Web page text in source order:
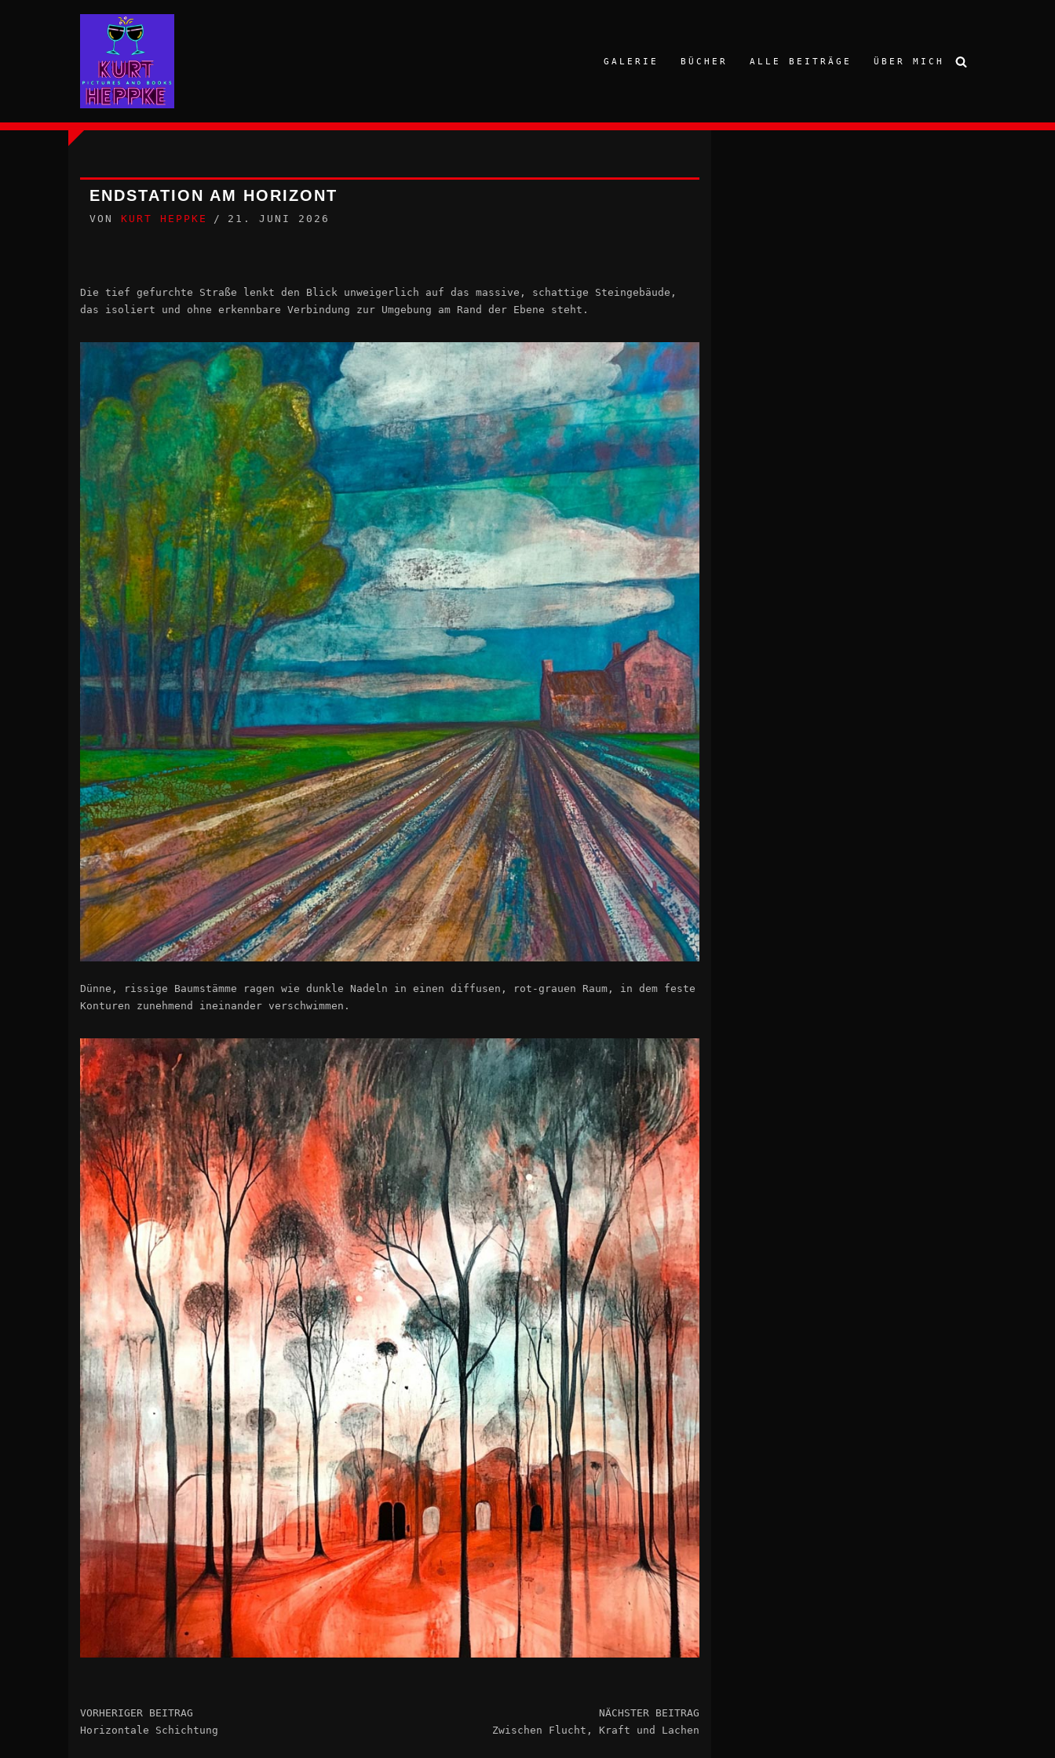
GALERIE BÜCHER ALLE BEITRÄGE ÜBER MICH
ENDSTATION AM HORIZONT
VON KURT HEPPKE 21. JUNI 2026
Die tief gefurchte Straße lenkt den Blick unweigerlich auf das massive, schattige Steingebäude,
das isoliert und ohne erkennbare Verbindung zur Umgebung am Rand der Ebene steht.
Dünne, rissige Baumstämme ragen wie dunkle Nadeln in einen diffusen, rot-grauen Raum, in dem feste
Konturen zunehmend ineinander verschwimmen.
VORHERIGER BEITRAG
Horizontale Schichtung
NÄCHSTER BEITRAG
Zwischen Flucht, Kraft und Lachen